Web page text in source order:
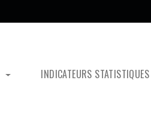
INDICATEURS STATISTIQUES